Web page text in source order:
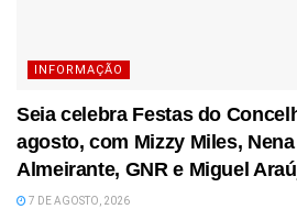
INFORMAÇÃO
Seia celebra Festas do
agosto, com Mizzy Miles,
Almeirante, GNR e Miguel
7 DE AGOSTO, 2026